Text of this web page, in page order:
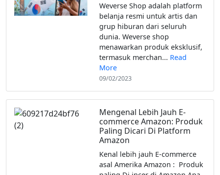
Weverse Shop adalah platform
belanja resmi untuk artis dan
grup hiburan dari seluruh
dunia. Weverse shop
menawarkan produk eksklusif,
termasuk merchan... Read
More
09/02/2023
Mengenal Lebih Jauh E-
commerce Amazon: Produk
Paling Dicari Di Platform
Amazon
Kenal lebih jauh E-commerce
asal Amerika Amazon : Produk